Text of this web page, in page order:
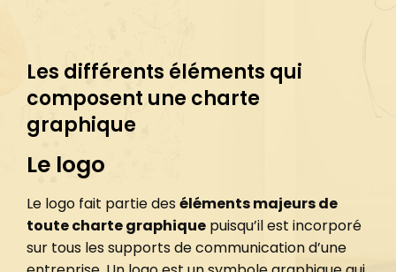
Les différents éléments qui
composent une charte
graphique
Le logo
Le logo fait partie deséléments majeurs de
toute charte graphique puisqu’il est incorporé
sur tous les supports de communication d’une